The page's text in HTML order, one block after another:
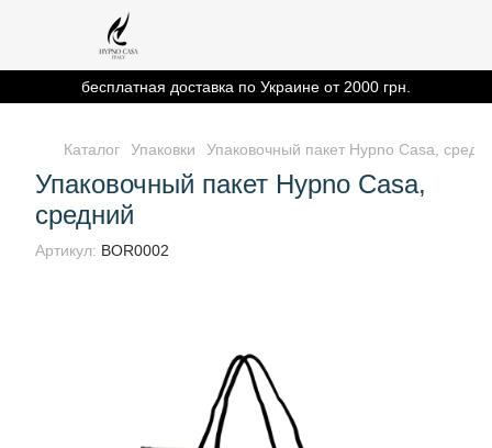
бесплатная доставка по Украине от 2000 грн.
Каталог Упаковки Упаковочный пакет Hypno Casa,
Упаковочный пакет Hypno Casa,
средний
Артикул: BOR0002